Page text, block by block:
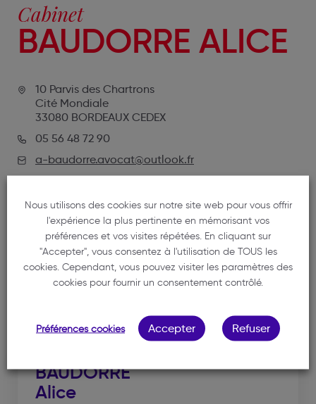
Cabinet
BAUDORRE ALICE
10 Parvis des Chartrons
Cité Mondiale
33080 BORDEAUX CEDEX
05 56 48 72 90
a-baudorre.avocat@outlook.fr
BAUDORRE
Alice
Nous utilisons des cookies sur notre site web pour vous offrir
l'expérience la plus pertinente en mémorisant vos
préférences et vos visites répétées. En cliquant sur
"Accepter", vous consentez à l'utilisation de TOUS les
cookies. Cependant, vous pouvez visiter les paramètres des
cookies pour fournir un consentement contrôlé.
Préférences cookies Accepter Refuser